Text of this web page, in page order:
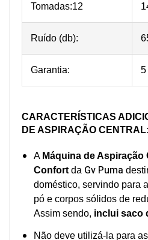
Tomadas:12
Ruído (db):
Garantia: 5
CARACTERÍSTICAS
DE ASPIRAÇÃO CENTRAL:
A Máquina de Aspiração
Confort da Gv Puma
doméstico, servindo para
pó e corpos sólidos de
Assim sendo, inclui saco
Não deve utilizá-la para